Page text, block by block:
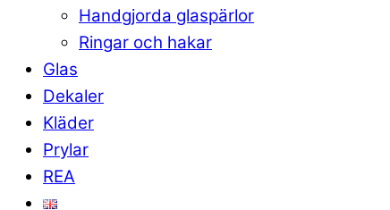
Handgjorda glaspärlor
Ringar och hakar
Glas
Dekaler
Kläder
Prylar
REA